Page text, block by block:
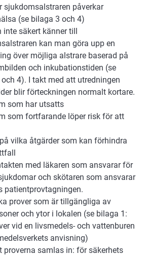
sjukdomsalstraren påverkar
(se bilaga 3 och 4)
inte säkert känner till
kan man göra upp en
över möjliga alstrare baserad på
och inkubationstiden (se
4). I takt med att utredningen
blir förteckningen normalt kortare.
som har utsatts
som fortfarande löper risk för att
vilka åtgärder som kan förhindra
med läkaren som ansvarar för
och skötaren som ansvarar
patientprovtagningen.
prover som är tillgängliga av
och ytor i lokalen (se bilaga 1:
vid en livsmedels- och vattenburen
anvisning)
proverna samlas in: för säkerhets